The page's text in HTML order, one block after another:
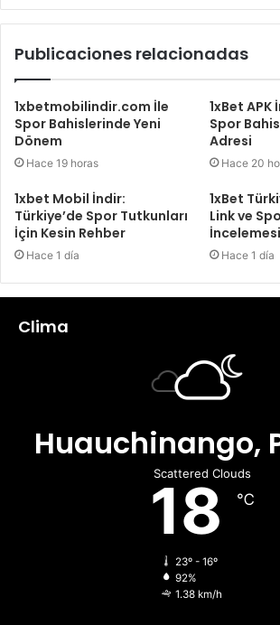
Publicaciones relacionadas
1xbetmobilindir.com İle
Spor Bahislerinde Yeni
Dönem
Hace 19 horas
1xBet APK
Spor
Adresi
Hace 20
1xbet Mobil İndir:
Türkiye’de Spor Tutkunları
İçin Kesin Rehber
Hace 1 día
1xBet
Link ve
İncelemesi
Hace 1 día
Clima
Huauchinango,
Scattered Clouds
18 ℃
23º - 16º
92%
1.38 km/h